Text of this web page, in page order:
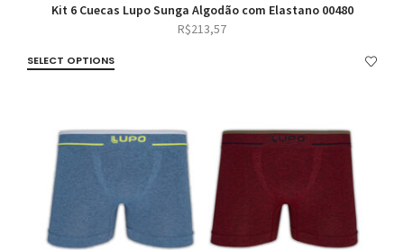
Kit 6 Cuecas Lupo Sunga Algodão com Elastano 00480
R$213,57
SELECT OPTIONS